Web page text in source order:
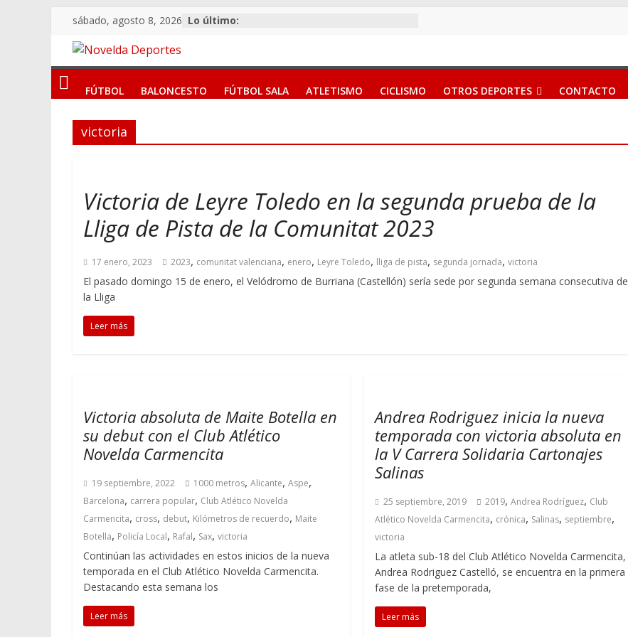
Saltar
contenido
sábado, agosto 8, 2026 Lo último:
Novelda
Deportes
Pasión
FÚTBOL BALONCESTO FÚTBOL SALA ATLETISMO CICLISMO OTROS DEPORTES CONTACTO
victoria
Victoria de Leyre Toledo en la segunda prueba de la
Lliga de Pista de la Comunitat 2023
17 enero, 2023 2023, comunitat valenciana, enero, Leyre Toledo, lliga de pista, segunda jornada, victoria
El pasado domingo 15 de enero, el Velódromo de Burriana (Castellón) sería sede por segunda semana consecutiva de
la Lliga
Leer más
Victoria absoluta de Maite Botella en
su debut con el Club Atlético
Novelda Carmencita
19 septiembre, 2022 1000 metros, Alicante, Aspe,
Barcelona, carrera popular, Club Atlético Novelda
Carmencita, cross, debut, Kilómetros de recuerdo, Maite
Botella, Policía Local, Rafal, Sax, victoria
Continúan las actividades en estos inicios de la nueva
temporada en el Club Atlético Novelda Carmencita.
Destacando esta semana los
Leer más
Andrea Rodriguez inicia la nueva
temporada con victoria absoluta en
la V Carrera Solidaria Cartonajes
Salinas
25 septiembre, 2019 2019,Andrea Rodríguez, Club
Atlético Novelda Carmencita, crónica, Salinas, septiembre,
victoria
La atleta sub-18 del Club Atlético Novelda Carmencita,
Andrea Rodriguez Castelló, se encuentra en la primera
fase de la pretemporada,
Leer más